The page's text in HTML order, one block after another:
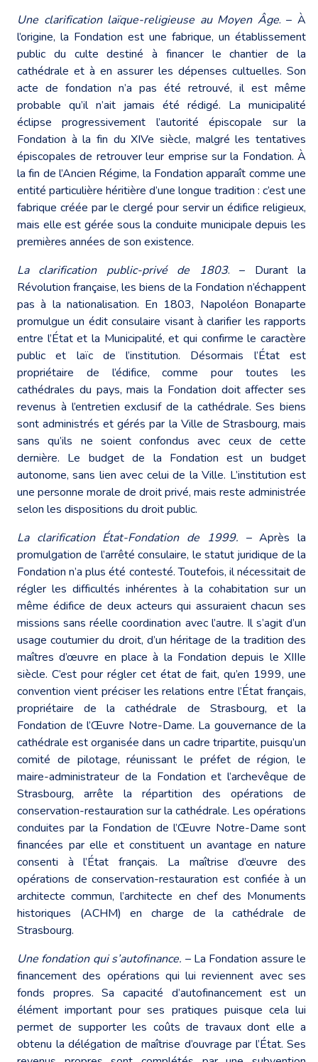
Une clarification laïque-religieuse au Moyen Âge. – À
l’origine, la Fondation est une fabrique, un établissement
public du culte destiné à financer le chantier de la
cathédrale et à en assurer les dépenses cultuelles. Son
acte de fondation n’a pas été retrouvé, il est même
probable qu’il n’ait jamais été rédigé. La municipalité
éclipse progressivement l’autorité épiscopale sur la
Fondation à la fin du XIVe siècle, malgré les tentatives
épiscopales de retrouver leur emprise sur la Fondation. À
la fin de l’Ancien Régime, la Fondation apparaît comme une
entité particulière héritière d’une longue tradition : c’est une
fabrique créée par le clergé pour servir un édifice religieux,
mais elle est gérée sous la conduite municipale depuis les
premières années de son existence.
La clarification public-privé de 1803. – Durant la
Révolution française, les biens de la Fondation n’échappent
pas à la nationalisation. En 1803, Napoléon Bonaparte
promulgue un édit consulaire visant à clarifier les rapports
entre l’État et la Municipalité, et qui confirme le caractère
public et laïc de l’institution. Désormais l’État est
propriétaire de l’édifice, comme pour toutes les
cathédrales du pays, mais la Fondation doit affecter ses
revenus à l’entretien exclusif de la cathédrale. Ses biens
sont administrés et gérés par la Ville de Strasbourg, mais
sans qu’ils ne soient confondus avec ceux de cette
dernière. Le budget de la Fondation est un budget
autonome, sans lien avec celui de la Ville. L’institution est
une personne morale de droit privé, mais reste administrée
selon les dispositions du droit public.
La clarification État-Fondation de 1999. – Après la
promulgation de l’arrêté consulaire, le statut juridique de la
Fondation n’a plus été contesté. Toutefois, il nécessitait de
régler les difficultés inhérentes à la cohabitation sur un
même édifice de deux acteurs qui assuraient chacun ses
missions sans réelle coordination avec l’autre. Il s’agit d’un
usage coutumier du droit, d’un héritage de la tradition des
maîtres d’œuvre en place à la Fondation depuis le XIIIe
siècle. C’est pour régler cet état de fait, qu’en 1999, une
convention vient préciser les relations entre l’État français,
propriétaire de la cathédrale de Strasbourg, et la
Fondation de l’Œuvre Notre-Dame. La gouvernance de la
cathédrale est organisée dans un cadre tripartite, puisqu’un
comité de pilotage, réunissant le préfet de région, le
maire-administrateur de la Fondation et l’archevêque de
Strasbourg, arrête la répartition des opérations de
conservation-restauration sur la cathédrale. Les opérations
conduites par la Fondation de l’Œuvre Notre-Dame sont
financées par elle et constituent un avantage en nature
consenti à l’État français. La maîtrise d’œuvre des
opérations de conservation-restauration est confiée à un
architecte commun, l’architecte en chef des Monuments
historiques (ACHM) en charge de la cathédrale de
Strasbourg.
Une fondation qui s’autofinance. – La Fondation assure le
financement des opérations qui lui reviennent avec ses
fonds propres. Sa capacité d’autofinancement est un
élément important pour ses pratiques puisque cela lui
permet de supporter les coûts de travaux dont elle a
obtenu la délégation de maîtrise d’ouvrage par l’État. Ses